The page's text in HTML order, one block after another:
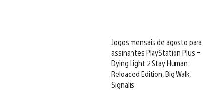
Jogos mensais de agosto para
assinantes PlayStation Plus –
Dying Light 2 Stay Human:
Reloaded Edition, Big Walk,
Signalis